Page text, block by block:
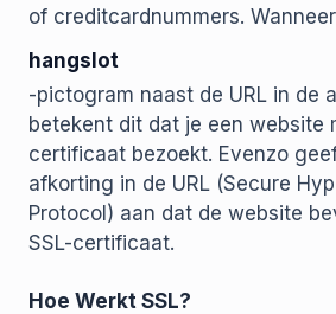
of creditcardnummers.
hangslot
-pictogram naast de URL in de
betekent dit dat je een website
certificaat bezoekt. Evenzo
afkorting in de URL (Secure
Protocol) aan dat de website
SSL-certificaat.
Hoe Werkt SSL?